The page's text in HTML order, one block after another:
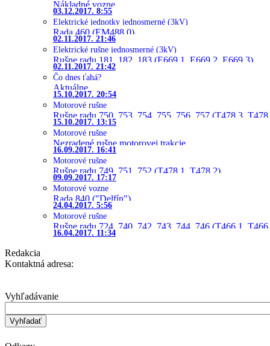
Nákladné vozne
03.12.2017. 8:55
Elektrické jednotky jednosmerné (3kV)
Rada 460 (EM488.0)
02.11.2017. 21:46
Elektrické rušne jednosmerné (3kV)
Rušne radu 181, 182, 183 (E669.1, E669.2, E669.3)
02.11.2017. 21:42
Čo dnes ťahá?
Aktuálne
15.10.2017. 20:54
Motorové rušne
Rušne radu 750, 753, 754, 755, 756, 757 (T478.3,
15.10.2017. 13:15
Motorové rušne
Nezradené rušne motorovej trakcie
16.09.2017. 16:41
Motorové rušne
Rušne radu 749, 751, 752 (T478.1, T478.2)
09.09.2017. 17:17
Motorové vozne
Rada 840 ("Delfín")
24.04.2017. 5:56
Motorové rušne
Rušne radu 724, 740, 742, 743, 744, 746 (T466.1,
16.04.2017. 11:34
Redakcia
Kontaktná adresa:
Vyhľadávanie